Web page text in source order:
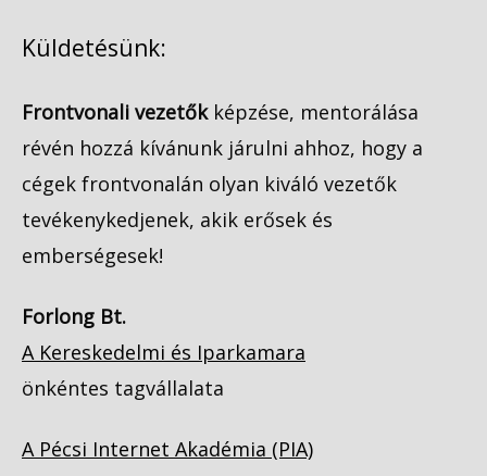
Küldetésünk:
Frontvonali vezetőkképzése, mentorálása
révén hozzá kívánunk járulni ahhoz, hogy a
cégek frontvonalán olyan kiváló vezetők
tevékenykedjenek, akik erősek és
emberségesek!
Forlong Bt.
A Kereskedelmi és Iparkamara
önkéntes tagvállalata
A Pécsi Internet Akadémia (PIA)